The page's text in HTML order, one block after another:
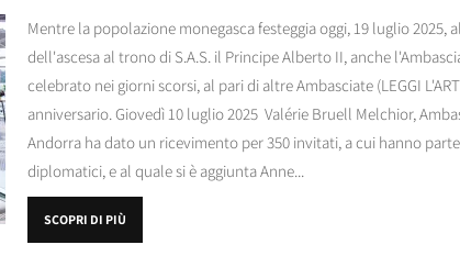
Mentre la popolazione monegasca festeggia oggi, 19 luglio 2025,
dell'ascesa al trono di S.A.S. il Principe Alberto II, anche
celebrato nei giorni scorsi, al pari di altre Ambasciate (LEGGI
anniversario. Giovedì 10 luglio 2025 Valérie Bruell Melchior,
Andorra ha dato un ricevimento per 350 invitati, a cui hanno
diplomatici, e al quale si è aggiunta Anne...
SCOPRI DI PIÙ